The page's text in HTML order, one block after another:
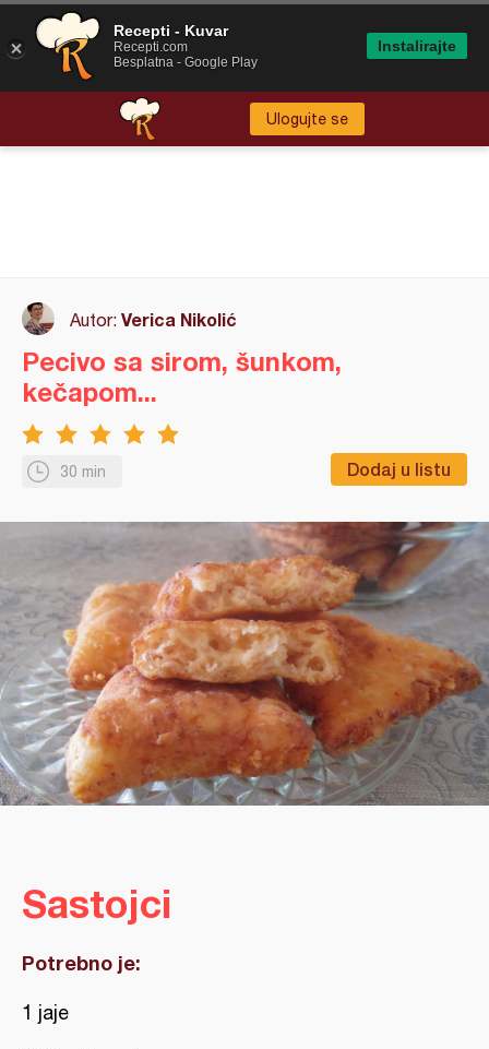
Ulogujte se
Autor: Verica Nikolić
30 min Dodaj u listu
Pecivo sa sirom, šunkom,
kečapom...
Sastojci
Potrebno je:
1 jaje
Recepti - Kuvar
Recepti.com
Besplatna - Google Play
Instalirajte